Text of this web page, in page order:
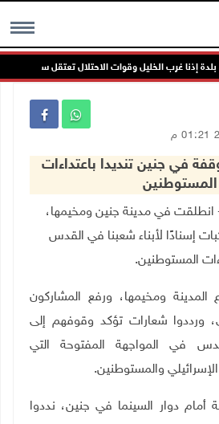
MENU
غرب الخليل وقوات الاحتلال تعتقل سبعة مواطنين
في جنين تنديدا باعتداءات
المستوطنين
5-2022 وفا- انطلقت في مدينة جنين ومخيمها،
إسنادًا لأبناء شعبنا في القدس
المستوطنين.
ومخيمها، ورفع المشاركون
ورددوا شعارات تؤكد وقوفهم إلى
في المواجهة المفتوحة التي
والمستوطنين.
دوار السينما في جنين، نددوا